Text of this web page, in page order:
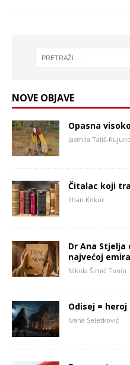
NOVE OBJAVE
Opasna
Jasmila Talić-
Čitalac koji
Ilhan Kokor
Dr Ana
najvećoj
Nikola Šimić Tonin
Odisej =
Ivana Seletković